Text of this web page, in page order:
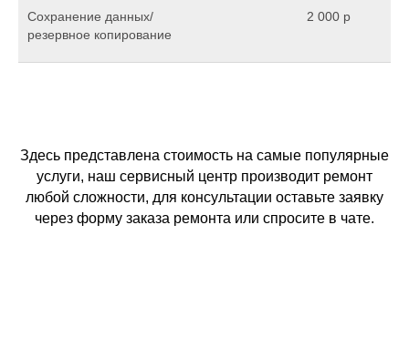
Сохранение данных/
резервное копирование
2 000 р
Здесь представлена стоимость на самые популярные
услуги, наш сервисный центр производит ремонт
любой сложности, для консультации оставьте заявку
через форму заказа ремонта или спросите в чате.